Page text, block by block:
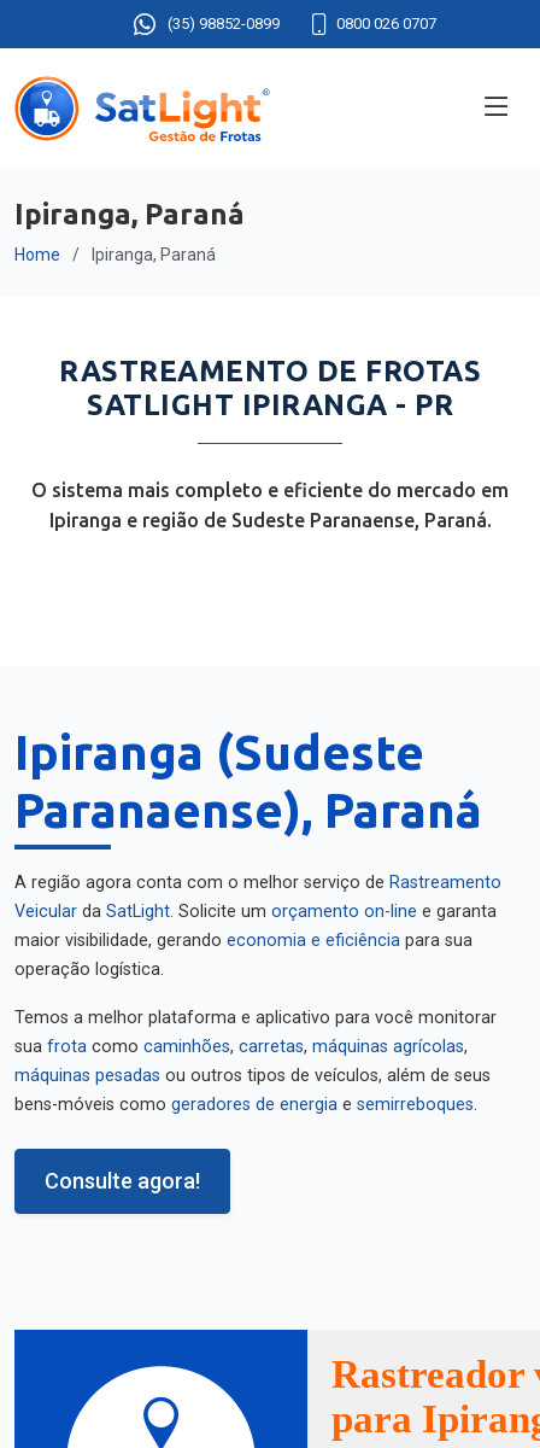
(35) 98852-0899 0800 026 0707
Ipiranga, Paraná
Home Ipiranga, Paraná
RASTREAMENTO DE FROTAS
SATLIGHT IPIRANGA - PR
O sistema mais completo e eficiente do mercado em
Ipiranga e região de Sudeste Paranaense, Paraná.
Ipiranga (Sudeste
Paranaense), Paraná
A região agora conta com o melhor serviço de Rastreamento
Veicular da SatLight. Solicite um orçamento on-line e garanta
maior visibilidade, gerando economia e eficiência para sua
operação logística.
Temos a melhor plataforma e aplicativo para você monitorar
sua frota como caminhões, carretas, máquinas agrícolas,
máquinas pesadas ou outros tipos de veículos, além de seus
bens-móveis como geradores de energia e semirreboques.
Consulte agora!
Rastreador
para